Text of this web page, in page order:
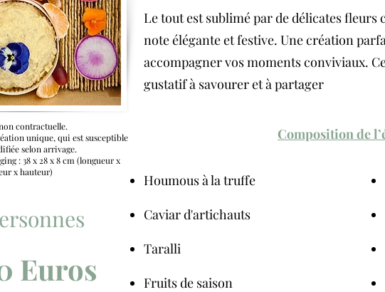
Le tout est sublimé par de délicates
note élégante et festive. Une création
accompagner vos moments conviviaux.
gustatif à savourer et à partager
contractuelle.
unique, qui est susceptible
selon arrivage.
: 38 x 28 x 8 cm (longueur x
x hauteur)
Euros
Composition de
Houmous à la truffe
Caviar d'artichauts
Taralli
Fruits de saison